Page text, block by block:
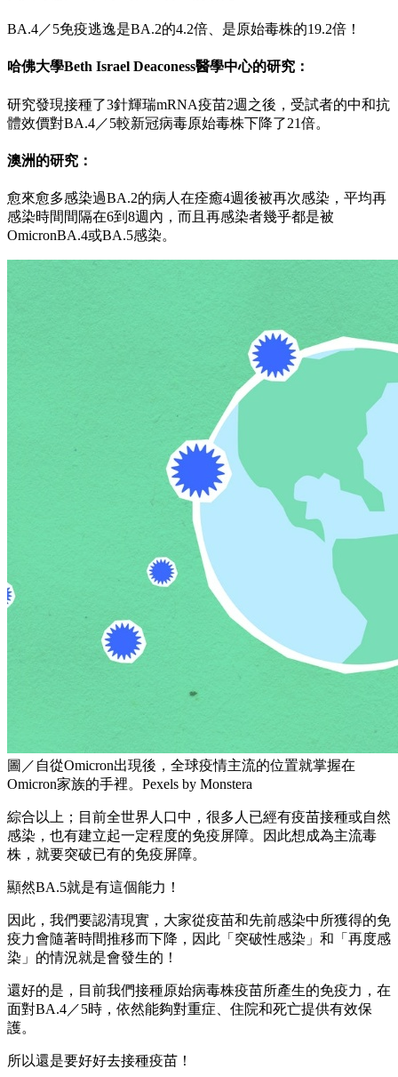
BA.4／5免疫逃逸是BA.2的4.2倍、是原始毒株的19.2倍！
哈佛大學Beth Israel Deaconess醫學中心的研究：
研究發現接種了3針輝瑞mRNA疫苗2週之後，受試者的中和抗
體效價對BA.4／5較新冠病毒原始毒株下降了21倍。
澳洲的研究：
愈來愈多感染過BA.2的病人在痊癒4週後被再次感染，平均再
感染時間間隔在6到8週內，而且再感染者幾乎都是被
OmicronBA.4或BA.5感染。
圖／自從Omicron出現後，全球疫情主流的位置就掌握在
Omicron家族的手裡。Pexels by Monstera
綜合以上；目前全世界人口中，很多人已經有疫苗接種或自然
感染，也有建立起一定程度的免疫屏障。因此想成為主流毒
株，就要突破已有的免疫屏障。
顯然BA.5就是有這個能力！
因此，我們要認清現實，大家從疫苗和先前感染中所獲得的免
疫力會隨著時間推移而下降，因此「突破性感染」和「再度感
染」的情況就是會發生的！
還好的是，目前我們接種原始病毒株疫苗所產生的免疫力，在
面對BA.4／5時，依然能夠對重症、住院和死亡提供有效保
護。
所以還是要好好去接種疫苗！